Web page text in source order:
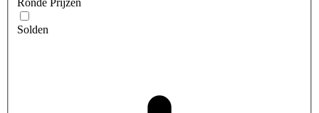
Ronde Prijzen
Solden